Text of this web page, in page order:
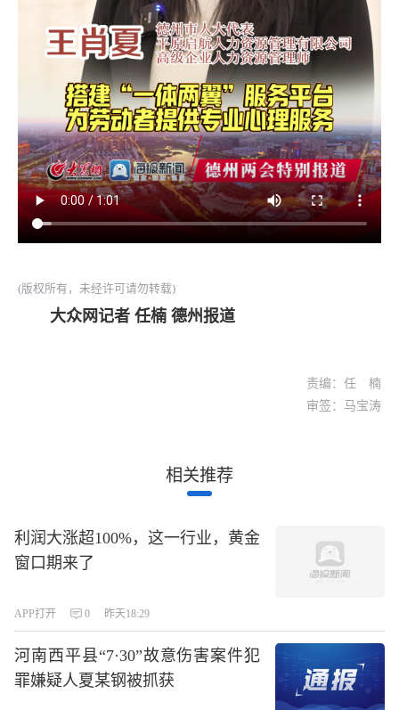
(版权所有，未经许可请勿转载)
大众网记者 任楠 德州报道
责编：任 楠
审签：马宝涛
相关推荐
利润大涨超100%，这一行业，黄金
窗口期来了
APP打开 0 昨天18:29
河南西平县“7·30”故意伤害案件犯
罪嫌疑人夏某钢被抓获